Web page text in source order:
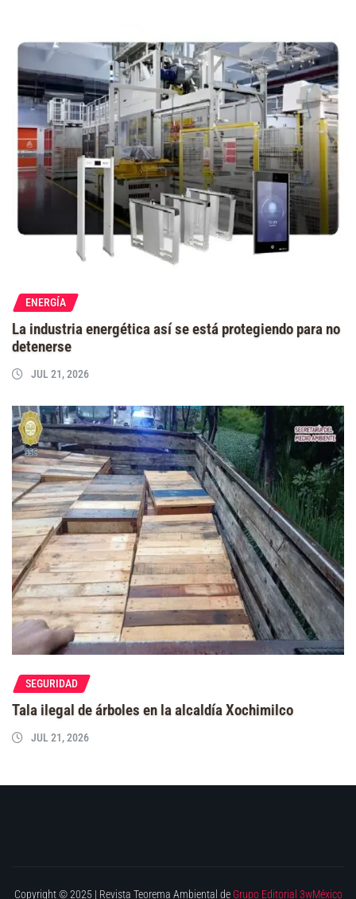
ENERGÍA
La industria energética así se está protegiendo para no
detenerse
JUL 21, 2026
SEGURIDAD
Tala ilegal de árboles en la alcaldía Xochimilco
JUL 21, 2026
Copyright © 2025 | Revista Teorema Ambiental de Grupo Editorial 3wMéxico